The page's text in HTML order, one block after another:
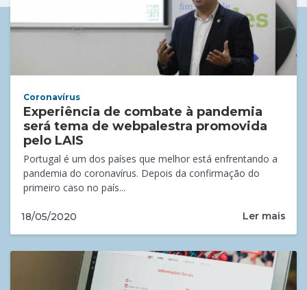
Coronavírus
Experiência de combate à pandemia
será tema de webpalestra promovida
pelo LAIS
Portugal é um dos países que melhor está enfrentando a
pandemia do coronavírus. Depois da confirmação do
primeiro caso no país...
18/05/2020 Ler mais